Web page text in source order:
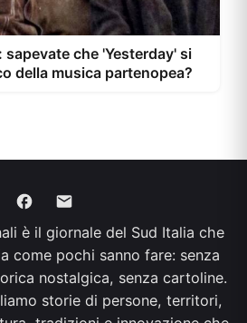
sapevate che 'Yesterday' si
della musica partenopea?
è il giornale del Sud Italia che
come pochi sanno fare: senza
nostalgica, senza cartoline.
storie di persone, territori,